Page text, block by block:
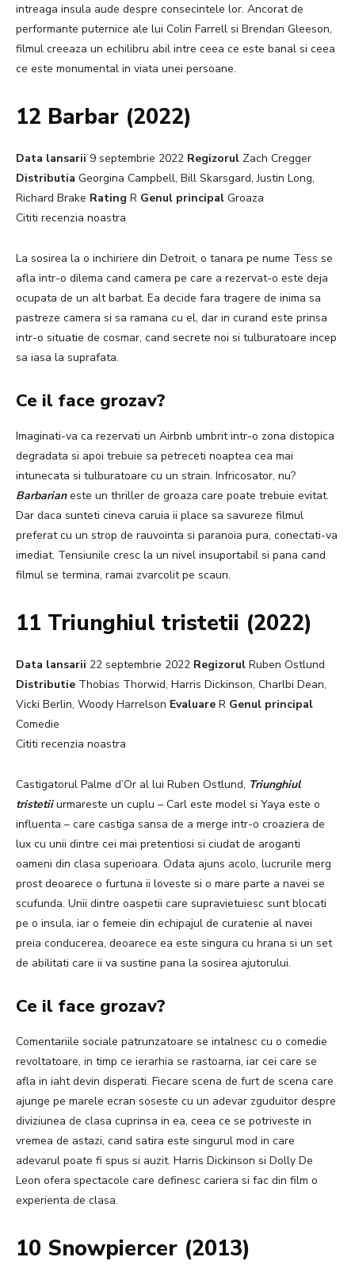
intreaga insula aude despre consecintele lor. Ancorat de
performante puternice ale lui Colin Farrell si Brendan Gleeson,
filmul creeaza un echilibru abil intre ceea ce este banal si ceea
ce este monumental in viata unei persoane.
12 Barbar (2022)
Data lansarii 9 septembrie 2022 Regizorul Zach Cregger
Distributia Georgina Campbell, Bill Skarsgard, Justin Long,
Richard Brake Rating R Genul principal Groaza
Cititi recenzia noastra
La sosirea la o inchiriere din Detroit, o tanara pe nume Tess se
afla intr-o dilema cand camera pe care a rezervat-o este deja
ocupata de un alt barbat. Ea decide fara tragere de inima sa
pastreze camera si sa ramana cu el, dar in curand este prinsa
intr-o situatie de cosmar, cand secrete noi si tulburatoare incep
sa iasa la suprafata.
Ce il face grozav?
Imaginati-va ca rezervati un Airbnb umbrit intr-o zona distopica
degradata si apoi trebuie sa petreceti noaptea cea mai
intunecata si tulburatoare cu un strain. Infricosator, nu?
Barbarianeste un thriller de groaza care poate trebuie evitat.
Dar daca sunteti cineva caruia ii place sa savureze filmul
preferat cu un strop de rauvointa si paranoia pura, conectati-va
imediat. Tensiunile cresc la un nivel insuportabil si pana cand
filmul se termina, ramai zvarcolit pe scaun.
11 Triunghiul tristetii (2022)
Data lansarii 22 septembrie 2022 Regizorul Ruben Ostlund
Distributie Thobias Thorwid, Harris Dickinson, Charlbi Dean,
Vicki Berlin, Woody Harrelson Evaluare R Genul principal
Comedie
Cititi recenzia noastra
Castigatorul Palme d’Or al lui Ruben Ostlund, Triunghiul
tristetiiurmareste un cuplu – Carl este model si Yaya este o
influenta – care castiga sansa de a merge intr-o croaziera de
lux cu unii dintre cei mai pretentiosi si ciudat de aroganti
oameni din clasa superioara. Odata ajuns acolo, lucrurile merg
prost deoarece o furtuna ii loveste si o mare parte a navei se
scufunda. Unii dintre oaspetii care supravietuiesc sunt blocati
pe o insula, iar o femeie din echipajul de curatenie al navei
preia conducerea, deoarece ea este singura cu hrana si un set
de abilitati care ii va sustine pana la sosirea ajutorului.
Ce il face grozav?
Comentariile sociale patrunzatoare se intalnesc cu o comedie
revoltatoare, in timp ce ierarhia se rastoarna, iar cei care se
afla in iaht devin disperati. Fiecare scena de furt de scena care
ajunge pe marele ecran soseste cu un adevar zguduitor despre
diviziunea de clasa cuprinsa in ea, ceea ce se potriveste in
vremea de astazi, cand satira este singurul mod in care
adevarul poate fi spus si auzit. Harris Dickinson si Dolly De
Leon ofera spectacole care definesc cariera si fac din film o
experienta de clasa.
10 Snowpiercer (2013)